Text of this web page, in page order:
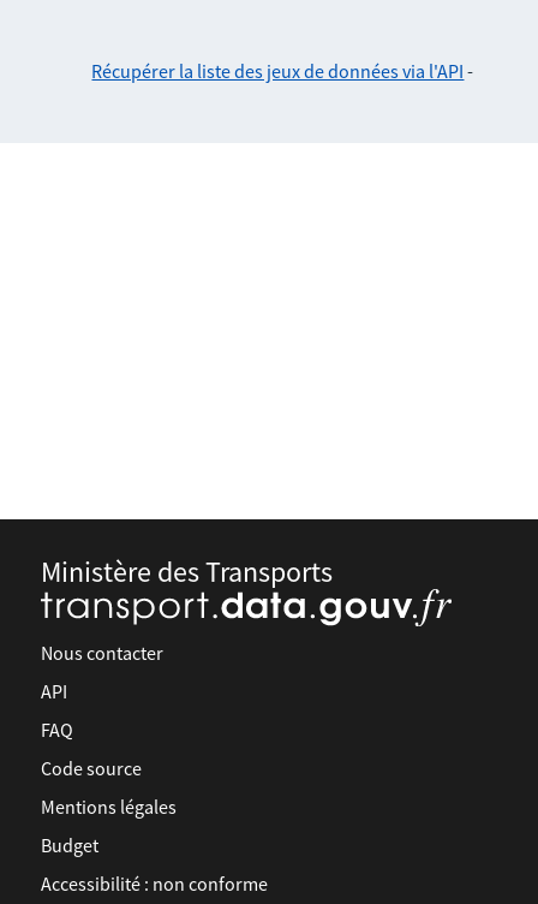
Récupérer la liste des jeux de données via l'API -
Ministère des Transports
Nous contacter
API
FAQ
Code source
Mentions légales
Budget
Accessibilité : non conforme